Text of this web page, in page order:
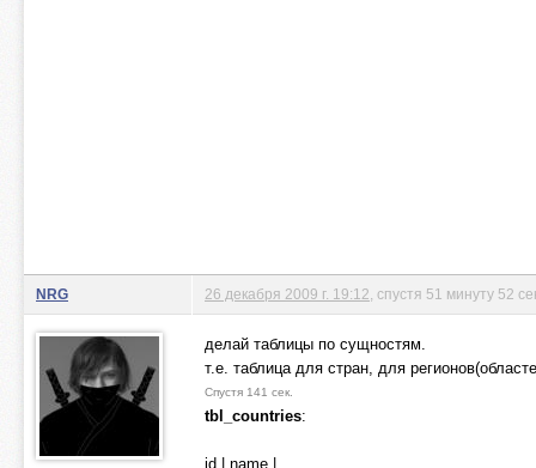
NRG 26 декабря 2009 г. 19:12 , спустя 51 минуту 52
делай таблицы по сущностям.
т.е. таблица для стран, для
Спустя 141 сек.
tbl_countries:
id | name |